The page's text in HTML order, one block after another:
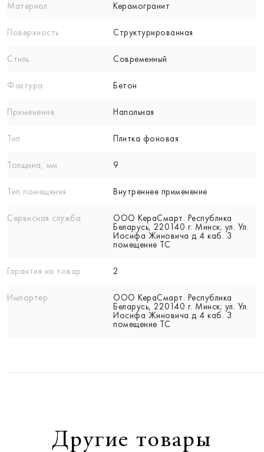
Материал Керамогранит
Поверхность Структурированная
Стиль Современный
Фактура Бетон
Применение Напольная
Тип Плитка фоновая
Толщина, мм 9
Тип помещения Внутреннее применение
Сервисная служба
ООО КераСмарт. Республика
Беларусь, 220140 г. Минск; ул. Ул.
Иосифа Жиновича д 4 каб. 3
помещение ТС
Гарантия на товар 2
Импортер
ООО КераСмарт. Республика
Беларусь, 220140 г. Минск; ул. Ул.
Иосифа Жиновича д 4 каб. 3
помещение ТС
Другие товары